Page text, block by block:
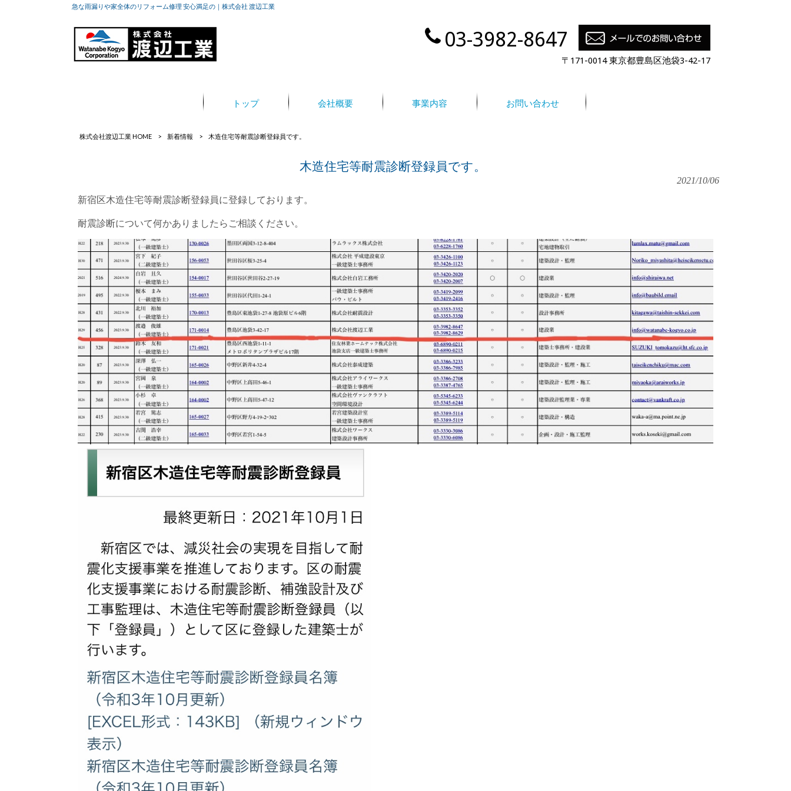
急な雨漏りや家全体のリフォーム修理 安心満足の｜株式会社 渡辺工業
03-3982-8647
〒171-0014 東京都豊島区池袋3-42-17
トップ 会社概要 事業内容 お問い合わせ
株式会社渡辺工業 HOME > 新着情報 > 木造住宅等耐震診断登録員です。
木造住宅等耐震診断登録員です。
2021/10/06
新宿区木造住宅等耐震診断登録員に登録しております。
耐震診断について何かありましたらご相談ください。